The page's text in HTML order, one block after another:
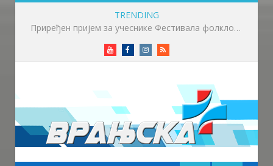
TRENDING
Учесници фестивала фолклора посетили дом Боре Станковића
YoutubeFacebookInstagram
RSS